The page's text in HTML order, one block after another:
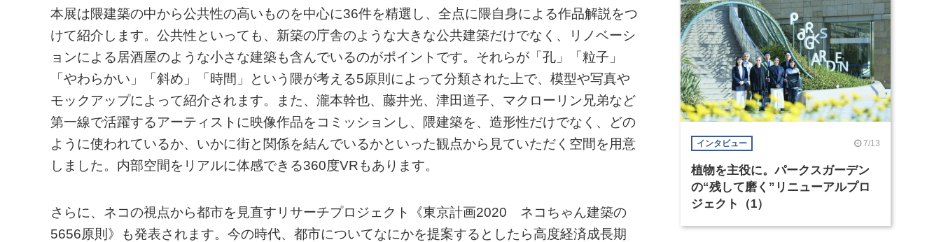
本展は隈建築の中から公共性の高いものを中心に36件を精選し、全点に隈自身による作品解説をつ
けて紹介します。公共性といっても、新築の庁舎のような大きな公共建築だけでなく、リノベーシ
ョンによる居酒屋のような小さな建築も含んでいるのがポイントです。それらが「孔」「粒子」
「やわらかい」「斜め」「時間」という隈が考える5原則によって分類された上で、模型や写真や
モックアップによって紹介されます。また、瀧本幹也、藤井光、津田道子、マクローリン兄弟など
第一線で活躍するアーティストに映像作品をコミッションし、隈建築を、造形性だけでなく、どの
ように使われているか、いかに街と関係を結んでいるかといった観点から見ていただく空間を用意
しました。内部空間をリアルに体感できる360度VRもあります。
さらに、ネコの視点から都市を見直すリサーチプロジェクト《東京計画2020 ネコちゃん建築の
5656原則》も発表されます。今の時代、都市についてなにかを提案するとしたら高度経済成長期
インタビュー 7/13
植物を主役に。パークスガーデン
の“残して磨く”リニューアルプロ
ジェクト（1）